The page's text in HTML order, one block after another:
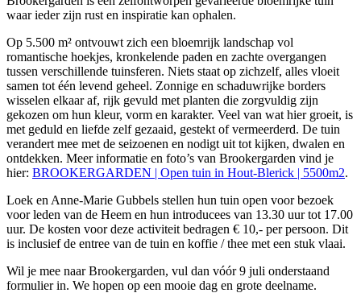
waar ieder zijn rust en inspiratie kan ophalen.
Op 5.500 m² ontvouwt zich een bloemrijk landschap vol
romantische hoekjes, kronkelende paden en zachte overgangen
tussen verschillende tuinsferen. Niets staat op zichzelf, alles vloeit
samen tot één levend geheel. Zonnige en schaduwrijke borders
wisselen elkaar af, rijk gevuld met planten die zorgvuldig zijn
gekozen om hun kleur, vorm en karakter. Veel van wat hier groeit, is
met geduld en liefde zelf gezaaid, gestekt of vermeerderd. De tuin
verandert mee met de seizoenen en nodigt uit tot kijken, dwalen en
ontdekken. Meer informatie en foto’s van Brookergarden vind je
hier: BROOKERGARDEN | Open tuin in Hout-Blerick | 5500m2.
Loek en Anne-Marie Gubbels stellen hun tuin open voor bezoek
voor leden van de Heem en hun introducees van 13.30 uur tot 17.00
uur. De kosten voor deze activiteit bedragen € 10,- per persoon. Dit
is inclusief de entree van de tuin en koffie / thee met een stuk vlaai.
Wil je mee naar Brookergarden, vul dan vóór 9 juli onderstaand
formulier in. We hopen op een mooie dag en grote deelname.